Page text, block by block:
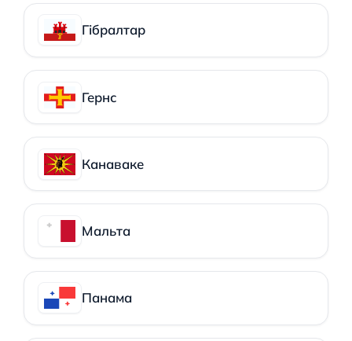
Гібралтар
Гернс
Канаваке
Мальта
Панама